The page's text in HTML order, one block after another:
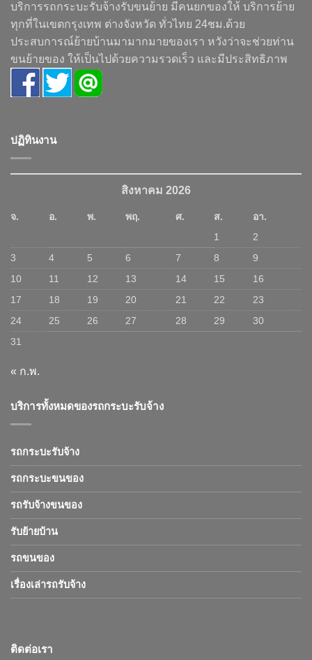
บริการรถกระบะรับจ้างรับขนย้าย มีคนยกของให้ บริการย้าย
ทุกที่ในเขตกรุงเทพ ต่างจังหวัด ทั่วไทย 24ชม.ด้วย
ประสบการณ์ย้ายบ้านมามากมายของเรา หวังว่าจะช่วยท่าน
ขนย้ายของ ให้เป็นไปด้วยความรวดเร็ว และมีประสิทธิภาพ
ปฏิทินงาน
สิงหาคม 2026
จ. อ. พ. พฤ. ศ. ส.
อา.
1
2
3
4 5 6 7 8
9
10
11 12 13 14 15
16
17
18 19 20 21 22
23
24
25 26 27 28 29
30
31
« ก.พ.
บริการทั้งหมดของรถกระบะรับจ้าง
รถกระบะรับจ้าง
รถกระบะขนของ
รถรับจ้างขนของ
รับย้ายบ้าน
รถขนของ
เรื่องเล่ารถรับจ้าง
ติดต่อเรา